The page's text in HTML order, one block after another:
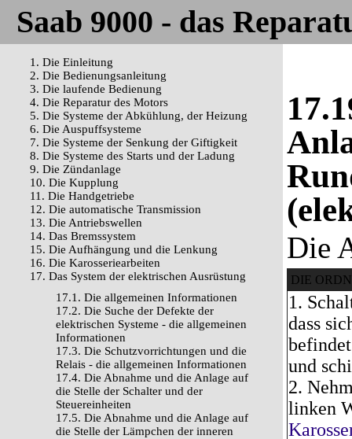
Saab 9000 - das
1. Die Einleitung
2. Die Bedienungsanleitung
3. Die laufende Bedienung
4. Die Reparatur des Motors
5. Die Systeme der Abkühlung, der Heizung
6. Die Auspuffsysteme
7. Die Systeme der Senkung der Giftigkeit
8. Die Systeme des Starts und der Ladung
9. Die Zündanlage
10. Die Kupplung
11. Die Handgetriebe
12. Die automatische Transmission
13. Die Antriebswellen
14. Das Bremssystem
15. Die Aufhängung und die Lenkung
16. Die Karosseriearbeiten
17. Das System der elektrischen Ausrüstung
17.1. Die allgemeinen Informationen
17.2. Die Suche der Defekte der
elektrischen Systeme - die allgemeinen
Informationen
17.3. Die Schutzvorrichtungen und die
Relais - die allgemeinen Informationen
17.4. Die Abnahme und die Anlage auf
die Stelle der Schalter und der
Steuereinheiten
17.5. Die Abnahme und die Anlage auf
die Stelle der Lämpchen der inneren
Die
DIE
1.
dass
und
2.
linken